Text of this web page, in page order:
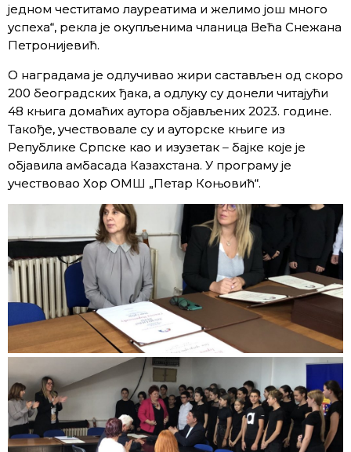
једном честитамо лауреатима и желимо још много
успеха“, рекла је окупљенима чланица Већа Снежана
Петронијевић.
О наградама је одлучивао жири састављен од скоро
200 београдских ђака, а одлуку су донели читајући
48 књига домаћих аутора објављених 2023. године.
Такође, учествовале су и ауторске књиге из
Републике Српске као и изузетак – бајке које је
објавила амбасада Казахстана. У програму је
учествовао Хор ОМШ „Петар Коњовић“.